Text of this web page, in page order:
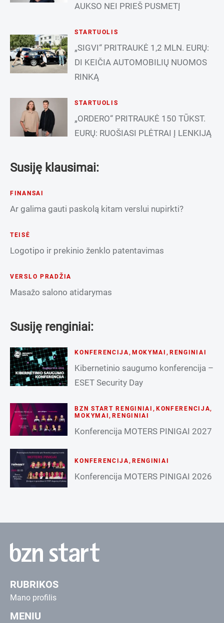
AUKSO NEI PRIEŠ PUSMETĮ
STARTUOLIS
„SIGVI“ PRITRAUKĖ 1,2 MLN. EURŲ:
DI KEIČIA AUTOMOBILIŲ NUOMOS
RINKĄ
STARTUOLIS
„ORDERO“ PRITRAUKĖ 150 TŪKST.
EURŲ: RUOŠIASI PLĖTRAI Į LENKIJĄ
Susiję klausimai:
FINANSAI
Ar galima gauti paskolą kitam verslui nupirkti?
TEISĖ
Logotipo ir prekinio ženklo patentavimas
VERSLO PRADŽIA
Masažo salono atidarymas
Susiję renginiai:
KONFERENCIJA , MOKYMAI , RENGINIAI
Kibernetinio saugumo konferencija –
ESET Security Day
BZN START RENGINIAI , KONFERENCIJA,
MOKYMAI ,RENGINIAI
Konferencija MOTERS PINIGAI 2027
KONFERENCIJA , RENGINIAI
Konferencija MOTERS PINIGAI 2026
RUBRIKOS
Mano profilis
MENIU